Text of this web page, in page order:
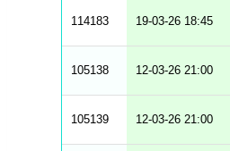
114183 19-03-26 18:45
105138 12-03-26 21:00
105139 12-03-26 21:00